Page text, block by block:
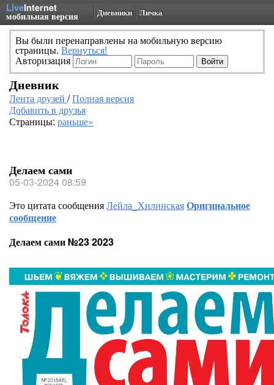
LiveInternet
мобильная версия Дневники Личка
Вы были перенаправлены на мобильную версию
страницы. Вернуться!
Авторизация
Дневник
Лента друзей /Полная версия
Добавить в друзья
Страницы: раньше»
Делаем сами
05-03-2024 08:59
Это цитата сообщенияЛейла_ХилинскаяОригинальное
сообщение
Делаем сами №23 2023